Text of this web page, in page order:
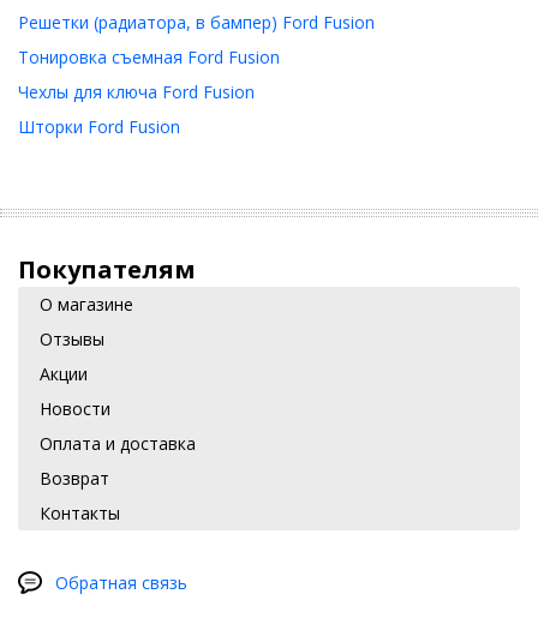
Решетки (радиатора, в бампер) Ford Fusion
Тонировка съемная Ford Fusion
Чехлы для ключа Ford Fusion
Шторки Ford Fusion
Покупателям
О магазине
Отзывы
Акции
Новости
Оплата и доставка
Возврат
Контакты
Обратная связь